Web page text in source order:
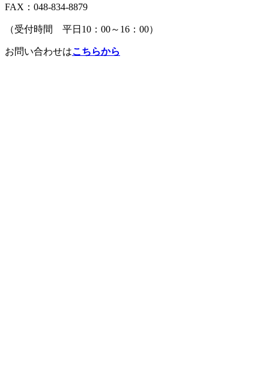
FAX：048-834-8879
（受付時間 平日10：00～16：00）
お問い合わせはこちらから